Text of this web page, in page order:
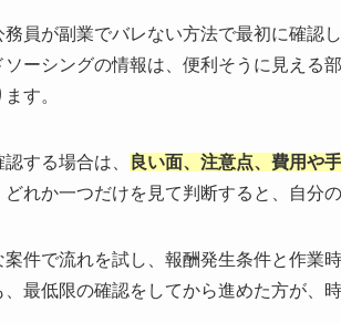
務員が副業でバレない方法で最初に確認
ソーシングの情報は、便利そうに見える
す。
する場合は、 良い面、注意点、費用や
れか一つだけを見て判断すると、自分
件で流れを試し、報酬発生条件と作業
最低限の確認をしてから進めた方が、